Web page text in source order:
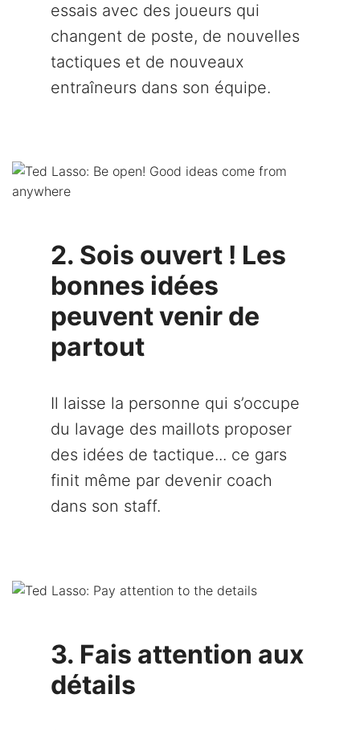
essais avec des joueurs qui
changent de poste, de nouvelles
tactiques et de nouveaux
entraîneurs dans son équipe.
2. Sois ouvert ! Les
bonnes idées
peuvent venir de
partout
Il laisse la personne qui s’occupe
du lavage des maillots proposer
des idées de tactique... ce gars
finit même par devenir coach
dans son staff.
3. Fais attention aux
détails